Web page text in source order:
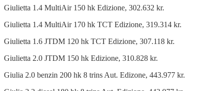
Giulietta 1.4 MultiAir 150 hk Edizione, 302.632 kr.
Giulietta 1.4 MultiAir 170 hk TCT Edizione, 319.314 kr.
Giulietta 1.6 JTDM 120 hk TCT Edizione, 307.118 kr.
Giulietta 2.0 JTDM 150 hk Edizione, 310.828 kr.
Giulia 2.0 benzin 200 hk 8 trins Aut. Edizone, 443.977 kr.